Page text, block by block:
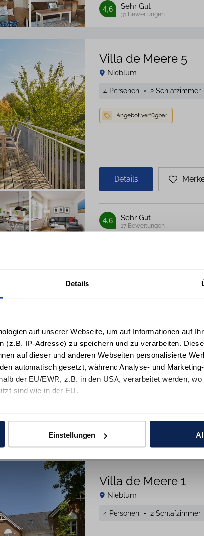
Details
auf unserer Webseite, um auf Informationen auf
(z.B. IP-Adresse) zu speichern und zu verarbeiten.
auf dieser und anderen Webseiten personalisierte
automatisch gesetzt, während Analyse- und
der EU/EWR, z.B. in den USA, verarbeitet werden,
sind wie in der EU.
Einstellungen
31 Bewertungen
4,6 Sehr Gut
Villa de Meere 5
Nieblum
4 Personen 2 Schlafzimmer
Details
17 Bewertungen
4,6 Sehr Gut
4,8
Villa de Meere 1
Nieblum
4 Personen 2 Schlafzimmer